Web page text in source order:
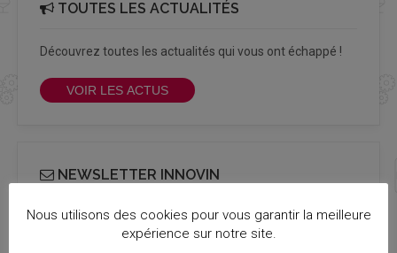
TOUTES LES ACTUALITÉS
Découvrez toutes les actualités qui vous ont échappé !
VOIR LES ACTUS
NEWSLETTER INNOVIN
Recevez notre newsletter Info Cluster bimestriel
Nous utilisons des cookies pour vous garantir la meilleure
expérience sur notre site.